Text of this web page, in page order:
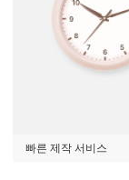
빠른 제작 서비스